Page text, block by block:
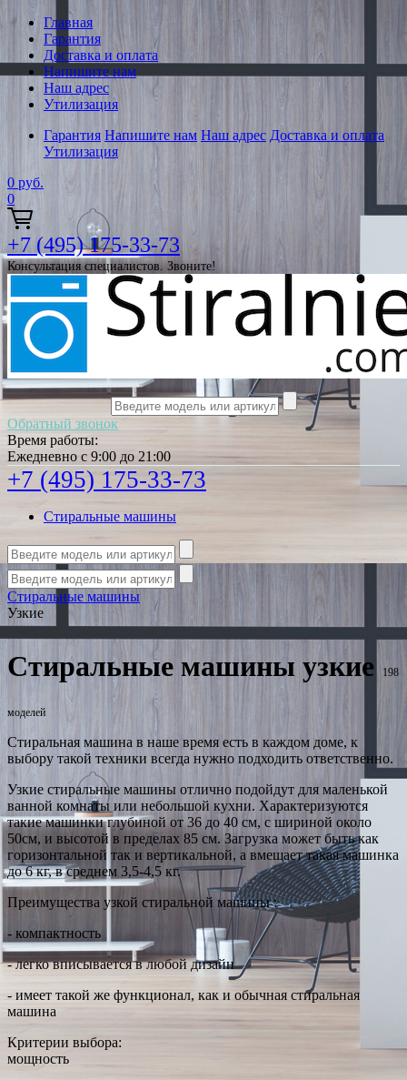
Главная
Гарантия
Доставка и оплата
Напишите нам
Наш адрес
Утилизация
Гарантия Напишите нам Наш адрес Доставка и оплата
Утилизация
0 руб.
0
+7 (495) 175-33-73
Консультация специалистов. Звоните!
Обратный звонок
Время работы:
Ежедневно с 9:00 до 21:00
+7 (495) 175-33-73
Стиральные машины
Стиральные машины
Узкие
Стиральные машины узкие 198
моделей
Стиральная машина в наше время есть в каждом доме, к
выбору такой техники всегда нужно подходить ответственно.
Узкие стиральные машины отлично подойдут для маленькой
ванной комнаты или небольшой кухни. Характеризуются
такие машинки глубиной от 36 до 40 см, с шириной около
50см, и высотой в пределах 85 см. Загрузка может быть как
горизонтальной так и вертикальной, а вмещает такая машинка
до 6 кг, в среднем 3,5-4,5 кг.
Преимущества узкой стиральной машины :
- компактность
- легко вписывается в любой дизайн
- имеет такой же функционал, как и обычная стиральная
машина
Критерии выбора:
мощность